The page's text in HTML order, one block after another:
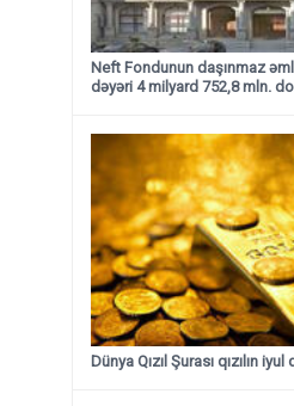
Neft Fondunun daşınmaz
dəyəri 4 milyard 752,8 mln.
Dünya Qızıl Şurası qızılın